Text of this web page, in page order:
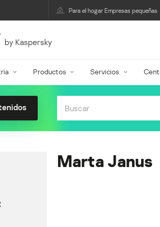
Para el hogar Empresas pequeñas
by Kaspersky
Productos Servicios
Marta Janus